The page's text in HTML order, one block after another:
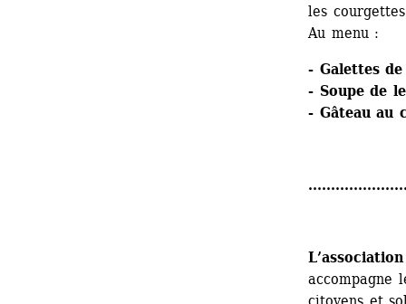
les
Au menu :
- Galettes
- Soupe de
- Gâteau au
accompagne